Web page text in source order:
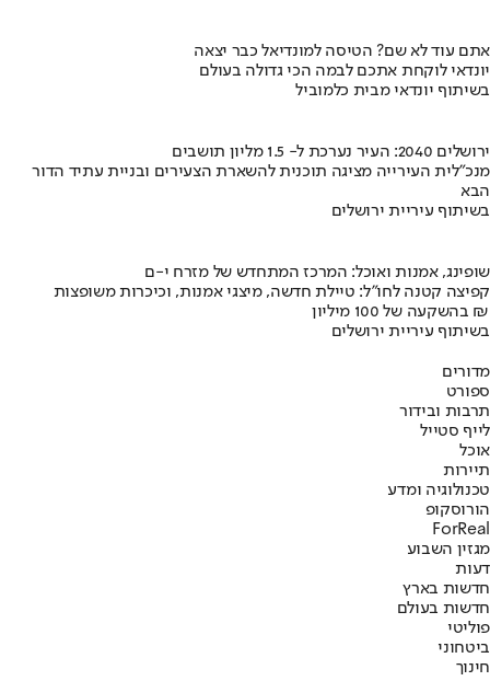
אתם עוד לא שם? הטיסה למונדיאל כבר יצאה
יונדאי לוקחת אתכם לבמה הכי גדולה בעולם
בשיתוף יונדאי מבית כלמוביל
ירושלים 2040: העיר נערכת ל- 1.5 מליון תושבים
מנכ"לית העירייה מציגה תוכנית להשארת הצעירים ובניית עתיד הדור
הבא
בשיתוף עיריית ירושלים
שופינג, אמנות ואוכל: המרכז המתחדש של מזרח י-ם
קפיצה קטנה לחו"ל: טיילת חדשה, מיצגי אמנות, וכיכרות משופצות
בהשקעה של 100 מיליון ₪
בשיתוף עיריית ירושלים
מדורים
ספורט
תרבות ובידור
לייף סטייל
אוכל
תיירות
טכנולוגיה ומדע
הורוסקופ
ForReal
מגזין השבוע
דעות
חדשות בארץ
חדשות בעולם
פוליטי
ביטחוני
חינוך